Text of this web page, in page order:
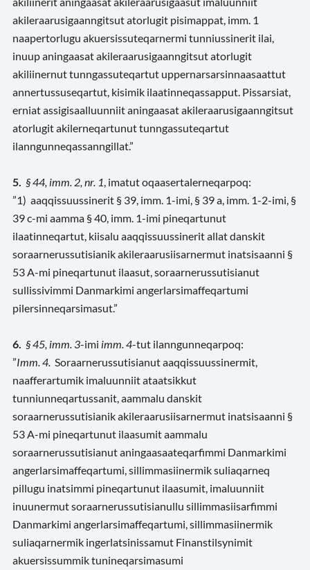
akileraarusigaanngitsut atorlugit pisimappat, imm. 1
naapertorlugu akuersissuteqarnermi tunniussinerit ilai,
inuup aningaasat akileraarusigaanngitsut atorlugit
akiliinernut tunngassuteqartut uppernarsarsinnaasaattut
annertussuseqartut, kisimik ilaatinneqassapput. Pissarsiat,
erniat assigisaalluunniit aningaasat akileraarusigaanngitsut
atorlugit akilerneqartunut tunngassuteqartut
ilanngunneqassanngillat.”
5. § 44, imm. 2, nr. 1 , imatut oqaasertalerneqarpoq:
”1) aaqqissuussinerit § 39, imm. 1-imi, § 39 a, imm. 1-2-imi, §
39 c-mi aamma § 40, imm. 1-imi pineqartunut
ilaatinneqartut, kiisalu aaqqissuussinerit allat danskit
soraarnerussutisianik akileraarusiisarnermut inatsisaanni §
53 A-mi pineqartunut ilaasut, soraarnerussutisianut
sullissivimmi Danmarkimi angerlarsimaffeqartumi
pilersinneqarsimasut.”
6. § 45, imm. 3-imi imm. 4-tut ilanngunneqarpoq:
”Imm. 4. Soraarnerussutisianut aaqqissuussinermit,
naafferartumik imaluunniit ataatsikkut
tunniunneqartussanit, aammalu danskit
soraarnerussutisianik akileraarusiisarnermut inatsisaanni §
53 A-mi pineqartunut ilaasumit aammalu
soraarnerussutisianut aningaasaateqarfimmi Danmarkimi
angerlarsimaffeqartumi, sillimmasiinermik suliaqarneq
pillugu inatsimmi pineqartunut ilaasumit, imaluunniit
inuunermut soraarnerussutisianullu sillimmasiisarfimmi
Danmarkimi angerlarsimaffeqartumi, sillimmasiinermik
suliaqarnermik ingerlatsinissamut Finanstilsynimit
akuersissummik tunineqarsimasumi